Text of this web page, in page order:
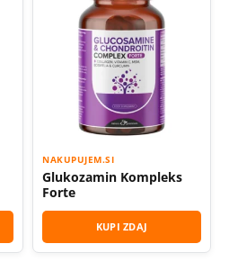
NAKUPUJEM.SI
Glukozamin Kompleks
Forte
KUPI ZDAJ